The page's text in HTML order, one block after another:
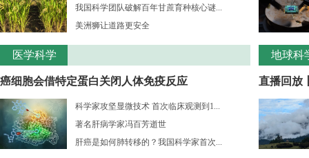
我国科学团队破解百年甘蔗育种核心谜...
美洲狮让道路更安全
医学科学
癌细胞会借特定蛋白关闭人体免疫反应
科学家攻坚显微技术 首次临床观测到1...
著名肝病学家冯百芳逝世
肝癌是如何肺转移的？我国科学家首次...
地球科
直播回放